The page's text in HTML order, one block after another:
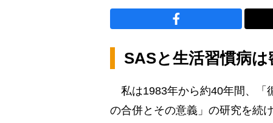
SASと生活習慣病
私は1983年から約40年間、「
の合併とその意義」の研究を続